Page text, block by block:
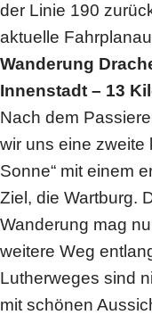
der Linie 190
aktuelle
Wanderung
Innenstadt – 13
Nach dem
wir uns eine zweite
Sonne“ mit einem
Ziel, die Wartburg.
Wanderung mag
weitere Weg
Lutherweges sind
mit schönen